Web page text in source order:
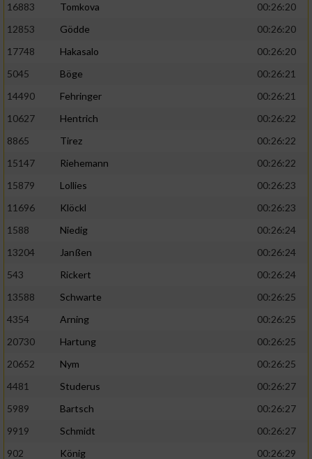
16883
Tomkova
00:26:20
12853
Gödde
00:26:20
17748
Hakasalo
00:26:20
5045
Böge
00:26:21
14490
Fehringer
00:26:21
10627
Hentrich
00:26:22
8865
Tirez
00:26:22
15147
Riehemann
00:26:22
15879
Lollies
00:26:23
11696
Klöckl
00:26:23
1588
Niedig
00:26:24
13204
Janßen
00:26:24
543
Rickert
00:26:24
13588
Schwarte
00:26:25
4354
Arning
00:26:25
20730
Hartung
00:26:25
20652
Nym
00:26:25
4481
Studerus
00:26:27
5989
Bartsch
00:26:27
9919
Schmidt
00:26:27
902
König
00:26:29